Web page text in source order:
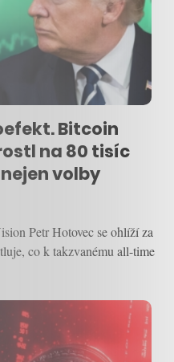
Bitcoin
na 80 tisíc
volby
Petr Hotovec se ohlíží za
co k takzvanému all-time